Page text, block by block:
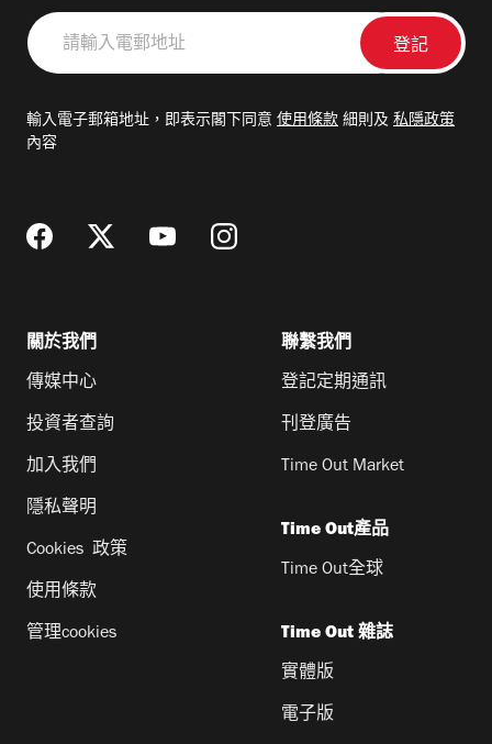
請
輸
郵
輸入電子郵箱地址，即表示閣下同意 使用條款 細則及 私隱政策
內容
關於我們
傳媒中心
投資者查詢
加入我們
隱私聲明
Cookies 政策
使用條款
管理cookies
聯繫我們
登記定期通訊
刊登廣告
Time Out Market
Time Out產品
Time Out全球
Time Out 雜誌
實體版
電子版